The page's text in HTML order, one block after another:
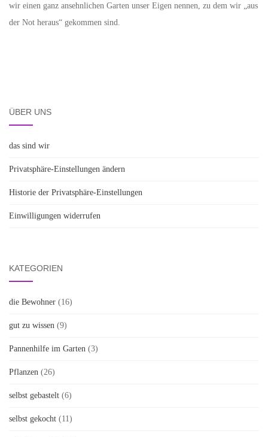
wir einen ganz ansehnlichen Garten unser Eigen nennen, zu dem wir „aus
der Not heraus“ gekommen sind.
ÜBER UNS
das sind wir
Privatsphäre-Einstellungen ändern
Historie der Privatsphäre-Einstellungen
Einwilligungen widerrufen
KATEGORIEN
die Bewohner (16)
gut zu wissen (9)
Pannenhilfe im Garten (3)
Pflanzen (26)
selbst gebastelt (6)
selbst gekocht (11)